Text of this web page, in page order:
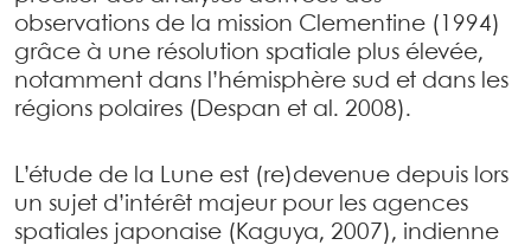
observations de la mission Clementine (1994)
grâce à une résolution spatiale plus élevée,
notamment dans l’hémisphère sud et dans les
régions polaires (Despan et al. 2008).
L’étude de la Lune est (re)devenue depuis lors
un sujet d’intérêt majeur pour les agences
spatiales japonaise (Kaguya, 2007), indienne